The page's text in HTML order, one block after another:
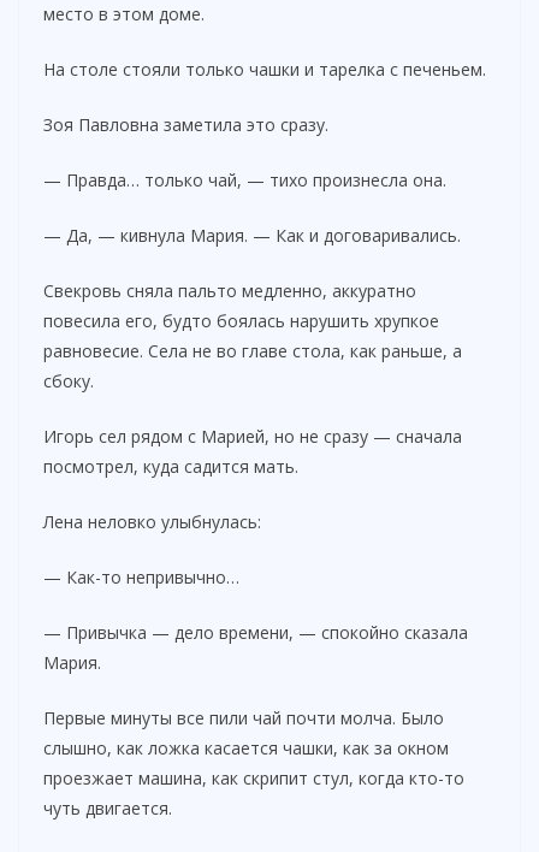
место в этом доме.
На столе стояли только чашки и тарелка с печеньем.
Зоя Павловна заметила это сразу.
— Правда… только чай, — тихо произнесла она.
— Да, — кивнула Мария. — Как и договаривались.
Свекровь сняла пальто медленно, аккуратно
повесила его, будто боялась нарушить хрупкое
равновесие. Села не во главе стола, как раньше, а
сбоку.
Игорь сел рядом с Марией, но не сразу — сначала
посмотрел, куда садится мать.
Лена неловко улыбнулась:
— Как-то непривычно…
— Привычка — дело времени, — спокойно сказала
Мария.
Первые минуты все пили чай почти молча. Было
слышно, как ложка касается чашки, как за окном
проезжает машина, как скрипит стул, когда кто-то
чуть двигается.